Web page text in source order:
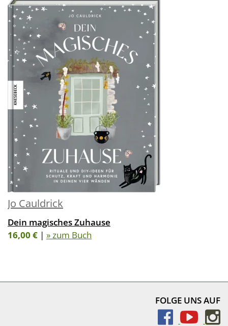
Jo Cauldrick
Dein magisches Zuhause
16,00 € | » zum Buch
FOLGE UNS AUF